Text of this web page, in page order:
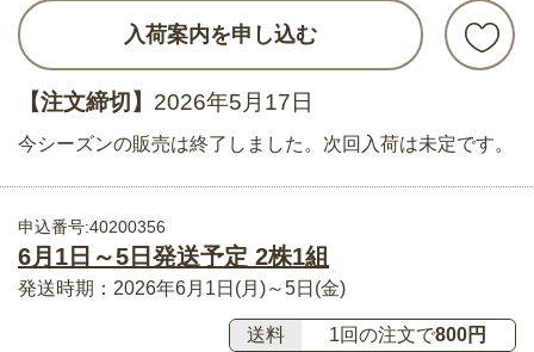
入荷案内を申し込む
【注文締切】 2026年5月17日
今シーズンの販売は終了しました。次回入荷は未定です。
申込番号:40200356
6月1日～5日発送予定 2株1組
発送時期：2026年6月1日(月)～5日(金)
送料 1回の注文で800円